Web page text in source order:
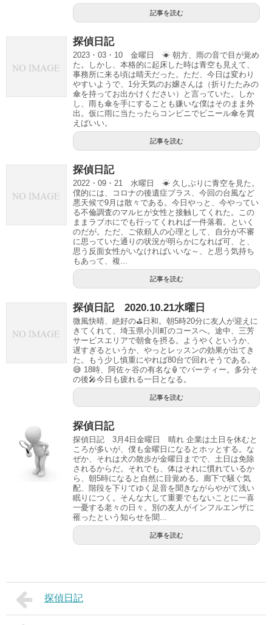
記事を読む
探偵日記
2023・03・10 金曜日 ☀ 朝方、雨の音で目が覚め
た。しかし、本格的に起床した時は青空も見えて、
事務所に来る頃は晴天だった。ただ、今日は変わり
やすいようで、1分天気のお嬢さんは（折りたたみの
傘を持ってお出かけください）と言っていた。しか
し、雨も傘を手にすることも嫌いな僕はそのまま外
出。仮に雨に当たったらコンビニでビニール傘を買
えばいい。
記事を読む
探偵日記
2022・09・21 水曜日 ☀ 久しぶりに青空を見た。
僕的には、コロナの後遺症プラス、今回の台風など
悪天候で9月は散々である。今日やっと、今やってい
る不倫調査のマルヒが女性と接触してくれた。この
ままラブホにでも行ってくれれば一件落着。といく
のだが。ただ、ご依頼人の心理として、自分が不審
に思っていた通りの状況が明らかになれば可、と、
思う反面女性がいなければいいな～、と思う気持ち
もあって、複...
記事を読む
探偵日記 2020.10.21水曜日
微風快晴、絶好の⛳️日和。朝5時20分に友人が迎えに
きてくれて、埼玉県小川町のコースへ。途中、三芳
サービスエリアで朝食を摂る。ようやくというか、
遅すぎるというか、やっとレッスンの効果が出てき
た。もう少し慎重にやれば80台で回れそうである。
😅 18時、阿佐ヶ谷の有名な🏮でパーティー。多分そ
の後🎤今日も疲れる一日となる。
記事を読む
探偵日記
探偵日記 3月4日金曜日 晴れ 企業は土日を休むと
ころが多いが、僕も金曜日になるとホッとする。な
ぜか、それは犬の散歩が金曜日までで、土日は免除
されるからだ。それでも、体はそれに慣れているか
ら、朝5時になると自然に目覚める。廊下で騒ぐ気
配、階段を下りてゆく足音を聞きながらやがて浅い
眠りにつく。そんな大して重要でもないことに一喜
一憂する老々の日々。別の友人がインフルエンザに
罹ったという知らせを聞...
記事を読む
探偵日記